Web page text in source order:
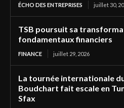
ÉCHO DES ENTREPRISES juillet 30,
TSB poursuit sa
fondamentaux financiers
FINANCE juillet 29, 2026
La tournée internationale
Boudchart fait escale en
Sfax